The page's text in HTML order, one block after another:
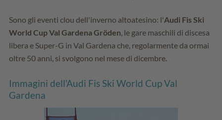
Sono gli eventi clou dell'inverno altoatesino: l'Audi Fis Ski
World Cup Val Gardena Gröden , le gare maschili di discesa
libera e Super-G in Val Gardena che, regolarmente da ormai
oltre 50 anni, si svolgono nel mese di dicembre.
Immagini dell'Audi Fis Ski World Cup Val
Gardena